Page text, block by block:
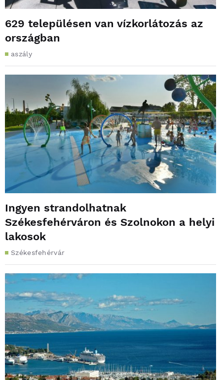
629 településen van vízkorlátozás az
országban
aszály
Ingyen strandolhatnak
Székesfehérváron és Szolnokon a helyi
lakosok
Székesfehérvár